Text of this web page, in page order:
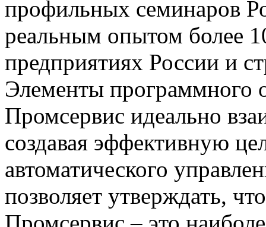
профильных семинаров
реальным опытом более
предприятиях России и
Элементы
Промсервис идеально
создавая эффективную
автоматического
позволяет утверждать,